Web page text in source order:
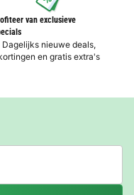
van exclusieve
Dagelijks nieuwe deals,
en gratis extra's